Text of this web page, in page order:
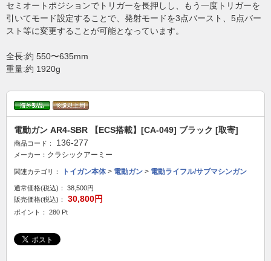
セミオートポジションでトリガーを長押しし、もう一度トリガーを
引いてモード設定することで、発射モードを3点バースト、5点バー
スト等に変更することが可能となっています。
全長:約 550〜635mm
重量:約 1920g
電動ガン AR4-SBR 【ECS搭載】[CA-049] ブラック [取寄]
商品コード： 136-277
メーカー： クラシックアーミー
関連カテゴリ： トイガン本体> 電動ガン > 電動ライフル/サブマシンガン
通常価格(税込)：
38,500円
販売価格(税込)：
30,800円
ポイント： 280 Pt